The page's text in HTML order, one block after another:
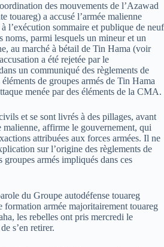
des mouvements de l’Azawad
touareg) a accusé l’armée malienne
l’exécution sommaire et publique de neuf
noms, parmi lesquels un mineur et un
au marché à bétail de Tin Hama (voir
a été rejetée par le
un communiqué des règlements de
de groupes armés de Tin Hama
menée par des éléments de la CMA.
et se sont livrés à des pillages, avant
malienne, affirme le gouvernement, qui
attribuées aux forces armées. Il ne
sur l’origine des règlements de
groupes armés impliqués dans ces
du Groupe autodéfense touareg
formation armée majoritairement touareg
les rebelles ont pris mercredi le
s’en retirer.